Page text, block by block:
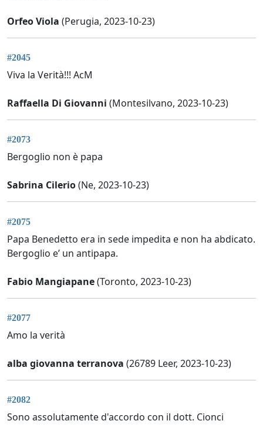
Orfeo Viola (Perugia, 2023-10-23)
#2045
Viva la Verità!!! AcM
Raffaella Di Giovanni (Montesilvano, 2023-10-23)
#2073
Bergoglio non è papa
Sabrina Cilerio(Ne, 2023-10-23)
#2075
Papa Benedetto era in sede impedita e non ha abdicato.
Bergoglio e’ un antipapa.
Fabio Mangiapane(Toronto, 2023-10-23)
#2077
Amo la verità
alba giovanna terranova (26789 Leer, 2023-10-23)
#2082
Sono assolutamente d'accordo con il dott. Cionci